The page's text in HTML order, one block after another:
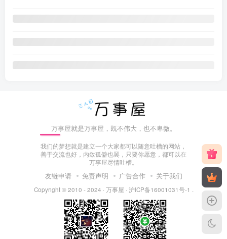
万事屋就是万事屋，既不伟大，也不卑微。
我们的梦想就是建立一个大家都可以随意吐槽的网站，
善于交流也好，内敛孤僻也罢，只要你愿意，都可以在
万事屋尽情吐槽。
友链申请 免责声明 广告合作 关于我们
Copyright © 2010 - 2024 · 万事屋 · 沪ICP备16001031号-1